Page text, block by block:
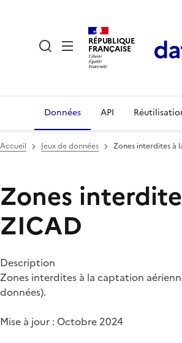
RÉPUBLIQUE
FRANÇAISE
Données API
Accueil Jeux de données Zones interdites à
Zones
ZICAD
Description
Zones interdites à la captation
données).
Mise à jour : Octobre 2024